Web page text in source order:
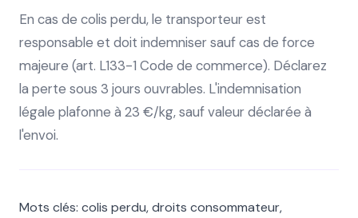
En cas de colis perdu, le transporteur est
responsable et doit indemniser sauf cas de force
majeure (art. L133-1 Code de commerce). Déclarez
la perte sous 3 jours ouvrables. L'indemnisation
légale plafonne à 23 €/kg, sauf valeur déclarée à
l'envoi.
Mots clés: colis perdu, droits consommateur,